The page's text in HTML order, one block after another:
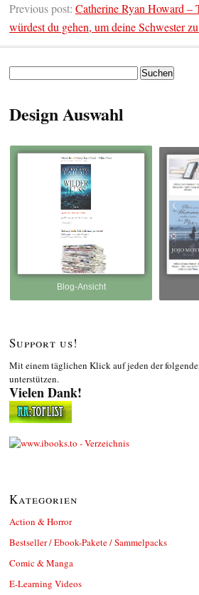
Previous post: Catherine Ryan Howard –
würdest du gehen, um deine Schwester
Design Auswahl
Blog-Ansicht
Support us!
Mit einem täglichen Klick auf jeden der
unterstützen.
Vielen Dank!
Kategorien
Action & Horror
Bestseller / Ebook-Pakete / Sammelpacks
Comic & Manga
E-Learning Videos